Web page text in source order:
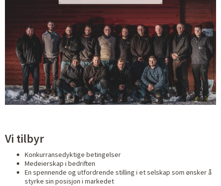
Vi tilbyr
Konkurransedyktige betingelser
Medeierskap i bedriften
En spennende og utfordrende stilling i et selskap som ønsker å
styrke sin posisjon i markedet